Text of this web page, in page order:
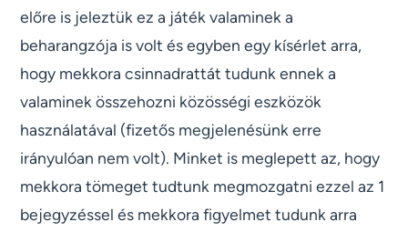
előre is jeleztük ez a játék valaminek a
beharangzója is volt és egyben egy kísérlet arra,
hogy mekkora csinnadrattát tudunk ennek a
valaminek összehozni közösségi eszközök
használatával (fizetős megjelenésünk erre
irányulóan nem volt). Minket is meglepett az, hogy
mekkora tömeget tudtunk megmozgatni ezzel az 1
bejegyzéssel és mekkora figyelmet tudunk arra